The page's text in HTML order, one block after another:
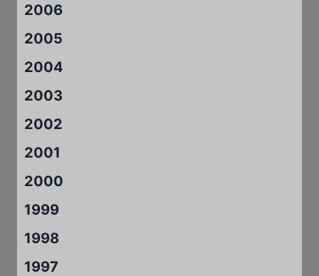
2006
2005
2004
2003
2002
2001
2000
1999
1998
1997